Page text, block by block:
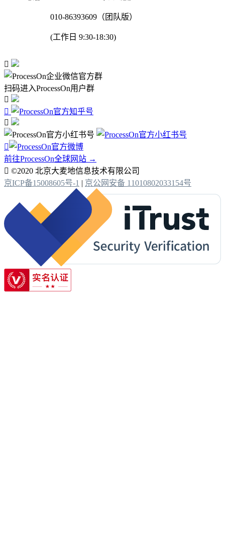
010-86393609（团队版）
(工作日 9:30-18:30)

扫码进入ProcessOn用户群




前往ProcessOn全球网站 →
 ©2020 北京大麦地信息技术有限公司
京ICP备15008605号-1 | 京公网安备 11010802033154号